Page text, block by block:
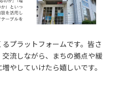
プラットフォームです。皆さ
流しながら、まちの拠点や緩
やしていけたら嬉しいです。